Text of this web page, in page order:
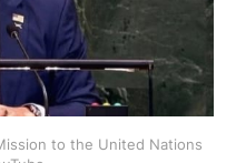
to the United Nations